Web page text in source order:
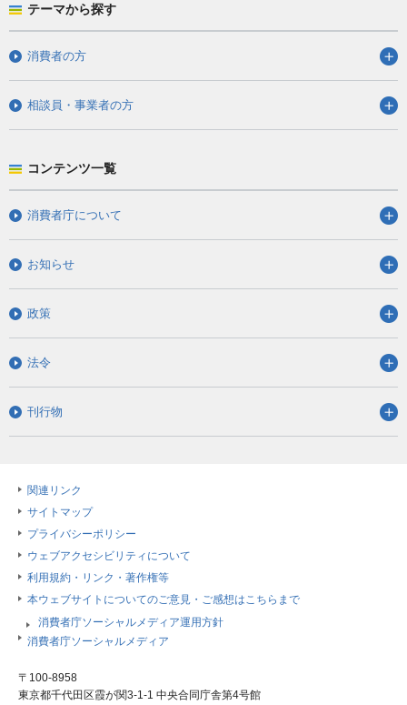
テーマから探す
消費者の方
相談員・事業者の方
コンテンツ一覧
消費者庁について
お知らせ
政策
法令
刊行物
関連リンク
サイトマップ
プライバシーポリシー
ウェブアクセシビリティについて
利用規約・リンク・著作権等
本ウェブサイトについてのご意見・ご感想はこちらまで
消費者庁ソーシャルメディア運用方針
消費者庁ソーシャルメディア
〒100-8958
東京都千代田区霞が関3-1-1 中央合同庁舎第4号館